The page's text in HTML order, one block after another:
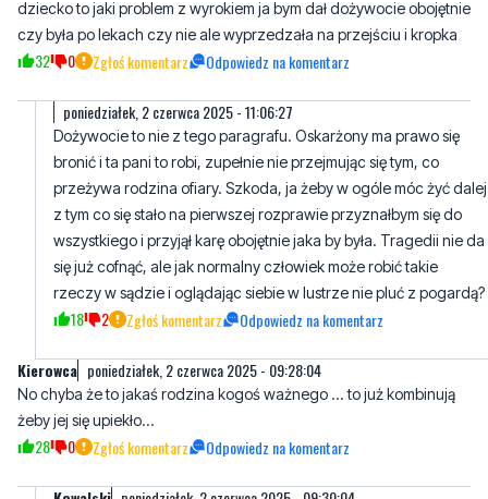
poniedziałek, 2 czerwca 2025 - 11:06:27
Dożywocie to nie z tego paragrafu. Oskarżony ma prawo się
przeżywa rodzina ofiary. Szkoda, ja żeby w ogóle móc żyć dalej
z tym co się stało na pierwszej rozprawie przyznałbym się do
wszystkiego i przyjął karę obojętnie jaka by była. Tragedii nie da
się już cofnąć, ale jak normalny człowiek może robić takie
rzeczy w sądzie i oglądając siebie w lustrze nie pluć z pogardą?
18 2 Zgłoś komentarz Odpowiedz na komentarz
Kierowca poniedziałek, 2 czerwca 2025 - 09:28:04
No chyba że to jakaś rodzina kogoś ważnego ... to już kombinują
28 0 Zgłoś komentarz Odpowiedz na komentarz
Kowalski poniedziałek, 2 czerwca 2025 - 09:30:04
Nie znam sprawy ale śmierdzi to przeciąganie sprawy